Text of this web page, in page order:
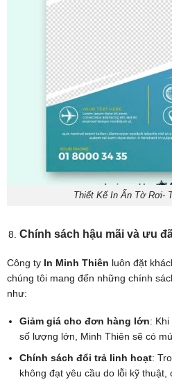
Thiết Kế In Ấn Tờ Rơi-
Chính sách hậu mãi và ưu
Công ty In Minh Thiên luôn đặt
chúng tôi mang đến những chính
như:
Giảm giá cho đơn hàng lớn:
số lượng lớn, Minh Thiên sẽ có
Chính sách đổi trả linh hoạt:
không đạt yêu cầu do lỗi kỹ